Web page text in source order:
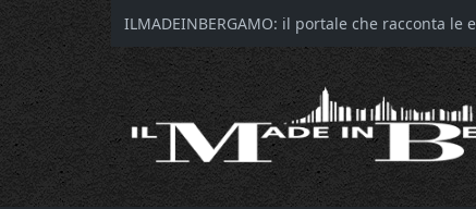
ILMADEINBERGAMO: il portale che racconta le